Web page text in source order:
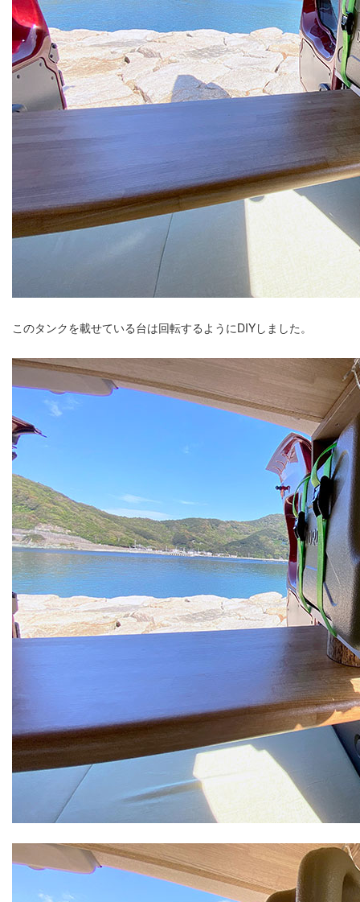
このタンクを載せている台は回転するようにDIYしました。